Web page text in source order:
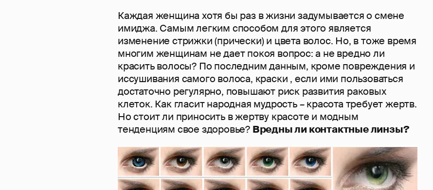
Каждая женщина хотя бы раз в жизни задумывается о смене
имиджа. Самым легким способом для этого является
изменение стрижки (прически) и цвета волос. Но, в тоже время
многим женщинам не дает покоя вопрос: а не вредно ли
красить волосы? По последним данным, кроме повреждения и
иссушивания самого волоса, краски , если ими пользоваться
достаточно регулярно, повышают риск развития раковых
клеток. Как гласит народная мудрость – красота требует жертв.
Но стоит ли приносить в жертву красоте и модным
тенденциям свое здоровье? Вредны ли контактные линзы?